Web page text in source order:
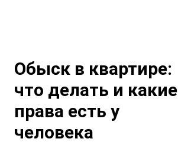
Обыск в квартире:
что делать и какие
права есть у
человека